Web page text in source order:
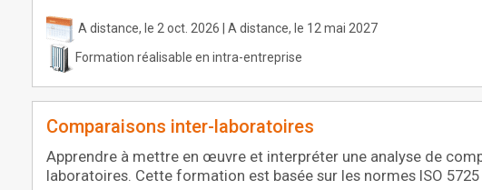
A distance, le 2 oct. 2026 | A distance, le 12 mai 2027
Formation réalisable en intra-entreprise
Comparaisons inter-laboratoires
Apprendre à mettre en œuvre et interpréter une analyse de
laboratoires. Cette formation est basée sur les normes ISO 5725